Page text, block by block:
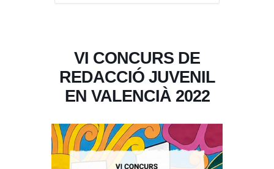
VI CONCURS DE
REDACCIÓ JUVENIL
EN VALENCIÀ 2022